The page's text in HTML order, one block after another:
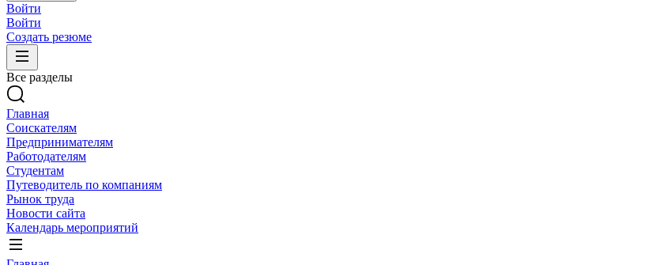
Войти
Войти
Создать резюме
Все разделы
Главная
Соискателям
Предпринимателям
Работодателям
Студентам
Путеводитель по компаниям
Рынок труда
Новости сайта
Календарь мероприятий